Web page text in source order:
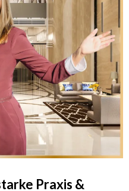
Praxis &